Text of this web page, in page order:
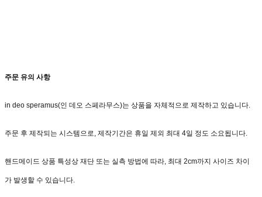
주문 유의 사항
in deo speramus(인 데오 스페라무스)는 상품을 자체적으로 제작하고 있습니다.
주문 후 제작되는 시스템으로, 제작기간은 휴일 제외 최대 4일 정도 소요됩니다.
핸드메이드 상품 특성상 재단 또는 실측 방법에 따라, 최대 2cm까지 사이즈 차이
가 발생할 수 있습니다.